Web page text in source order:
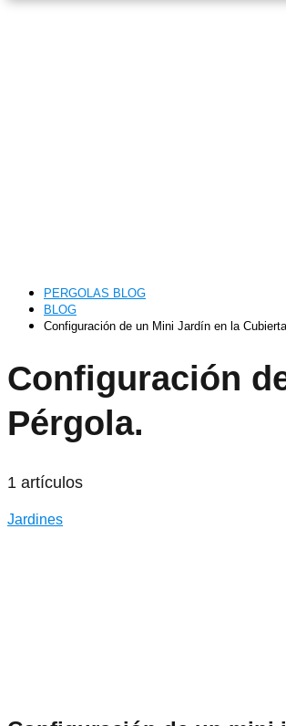
PERGOLAS BLOG
BLOG
Configuración de un Mini Jardín en la
Configuración
Pérgola.
1 artículos
Jardines